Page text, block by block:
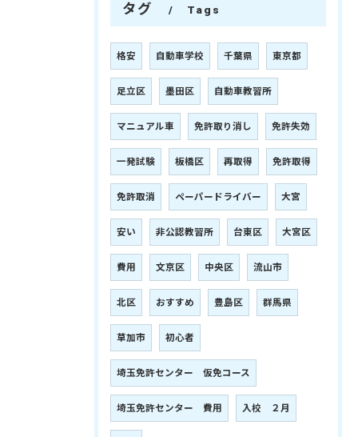
タグ Tags
格安 自動車学校 千葉県 東京都
足立区 墨田区 自動車教習所
マニュアル車 免許取り消し 免許失効
一発試験 板橋区 再取得 免許取得
免許取消 ペーパードライバー 大宮
安い 非公認教習所 台東区 大宮区
費用 文京区 中央区 流山市
北区 おすすめ 豊島区 群馬県
草加市 初心者
埼玉免許センター 仮免コース
埼玉免許センター 費用 入校 ２月